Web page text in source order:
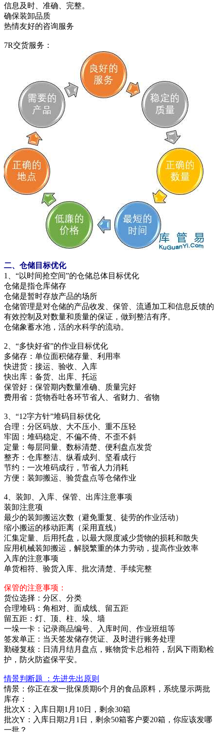
信息及时、准确、完整。
确保装卸品质
热情友好的咨询服务
7R交货服务：
二、仓储目标优化
1、“以时间抢空间”的仓储总体目标优化
仓储是指仓库储存
仓储是暂时存放产品的场所
仓储管理是对仓储的产品收发、保管、流通加工和信息反馈的
有效控制及对数量和质量的保证，做到整洁有序。
仓储象蓄水池，活的水科学的流动。
2、“多快好省”的作业目标优化
多储存：单位面积储存量、利用率
快进货：接运、验收、入库
快出库：备货、出库、托运
保管好：保管期内数量准确、质量完好
费用省：货物吞吐各环节省人、省财力、省物
3、“12字方针”堆码目标优化
合理：分区码放、大不压小、重不压轻
牢固：堆码稳定、不偏不倚、不歪不斜
定量：每层同量、数标清楚、便利盘点发货
整齐：仓库整洁、纵看成列、坚看成行
节约：一次堆码成行，节省人力消耗
方便：装卸搬运、验货盘点等仓储作业
4、装卸、入库、保管、出库注意事项
装卸注意项
最少的装卸搬运次数（避免重复、徒劳的作业活动）
缩小搬运的移动距离（采用直线）
汇集定量、后用托盘，以最大限度减少货物的损耗和散失
应用机械装卸搬运，解脱繁重的体力劳动，提高作业效率
入库的注意事项
单货相符、验货入库、批次清楚、手续完整
保管的注意事项：
货位选择：分区、分类
合理堆码：角相对、面成线、留五距
留五距：灯、顶、柱、垛、墙
一垛一卡：记录商品编号、入库时间、作业班组等
签发单正：当天签发储存凭证、及时进行账务处理
勤碰复核：日清月结月盘点，账物货卡总相符，刮风下雨勤检
护，防火防盗保平安。
情景判断题 ：先进先出原则
情景：你正在发一批保质期6个月的食品原料，系统显示两批
库存：
批次X：入库日期1月10日，剩余30箱
批次Y：入库日期2月1日，剩余50箱 客户要20箱，你应该发哪
一批？